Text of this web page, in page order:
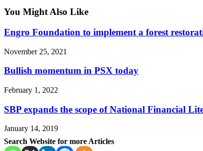
You Might Also Like
Engro Foundation to implement a forest
November 25, 2021
Bullish momentum in PSX today
February 1, 2022
SBP expands the scope of National Financial
January 14, 2019
Search Website for more Articles